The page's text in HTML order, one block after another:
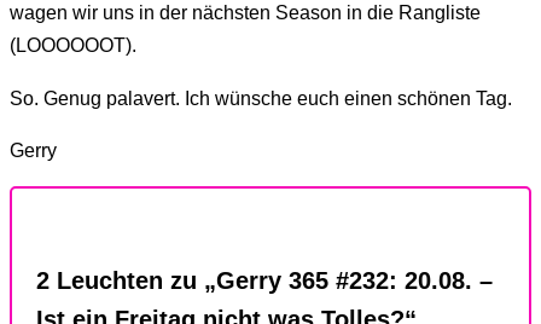
wagen wir uns in der nächsten Season in die Rangliste
(LOOOOOOT).
So. Genug palavert. Ich wünsche euch einen schönen Tag.
Gerry
2 Leuchten zu „Gerry 365 #232: 20.08. –